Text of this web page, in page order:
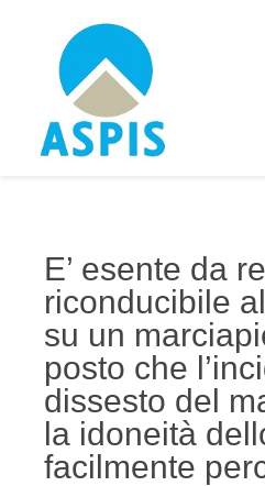
E’ esente da
riconducibile
su un
posto che
dissesto del
la idoneità
facilmente